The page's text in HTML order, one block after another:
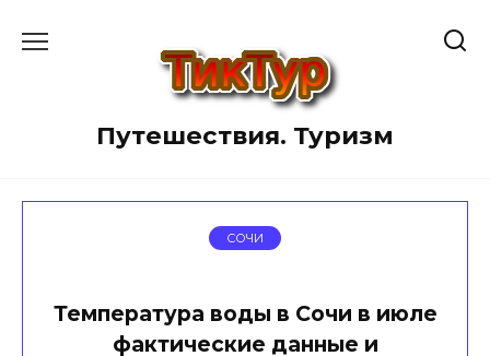
Путешествия. Туризм
СОЧИ
Температура воды в Сочи в июле
фактические данные и